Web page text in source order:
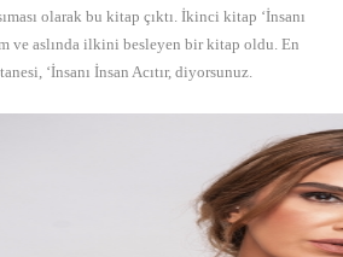
olarak bu kitap çıktı. İkinci kitap ‘İnsanı
ve aslında ilkini besleyen bir kitap oldu. En
‘İnsanı İnsan Acıtır, diyorsunuz.